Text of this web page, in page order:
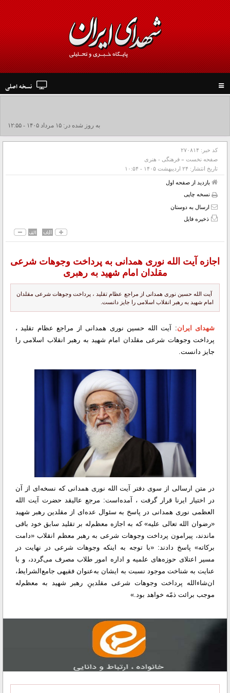
navigation
نسخه اصلی
به روز شده در: ۱۵ مرداد ۱۴۰۵ - ۱۲:۵۵
کد خبر: ۲۷۰۸۱۴
صفحه نخست » فرهنگی - هنری
تاریخ انتشار: ۲۴ ارديبهشت ۱۴۰۵ - ۱۰:۵۴
بازدید از صفحه اول
نسخه چاپی
ارسال به دوستان
ذخیره فایل
اجازه آیت الله نوری همدانی به پرداخت وجوهات شرعی
مقلدان امام شهید به رهبری
آیت الله حسین نوری همدانی از مراجع عظام تقلید ، پرداخت وجوهات شرعی مقلدان
امام شهید به رهبر انقلاب اسلامی را جایز دانست.
شهدای ایران: آیت الله حسین نوری همدانی از مراجع عظام تقلید ،
پرداخت وجوهات شرعی مقلدان امام شهید به رهبر انقلاب اسلامی را
جایز دانست.
در متن ارسالی از سوی دفتر آیت الله نوری همدانی که نسخه‌ای از آن
در اختیار ایرنا قرار گرفت ، آمده‌است: مرجع عالیقد حضرت آیت الله
العظمی نوری همدانی در پاسخ به سئوال عده‌ای از مقلدین رهبر شهید
«رضوان الله تعالی علیه» که به اجازه معظم‌له بر تقلید سابق خود باقی
ماندند، پیرامون پرداخت وجوهات شرعی به رهبر معظم انقلاب «دامت
برکاته» پاسخ دادند: «با توجه به اینکه وجوهات شرعی در نهایت در
مسیر اعتلای حوزه‌های علمیه و اداره امور طلاب مصرف می‌گردد، و با
عنایت به شناخت موجود نسبت به ایشان به‌عنوان فقیهی جامع‌الشرایط،
ان‌شاءالله پرداخت وجوهات شرعی مقلدینِ رهبر شهید به معظم‌له
موجب برائت ذمّه خواهد بود.»